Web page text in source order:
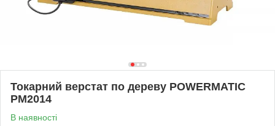
Токарний верстат по дереву POWERMATIC
PM2014
В наявності